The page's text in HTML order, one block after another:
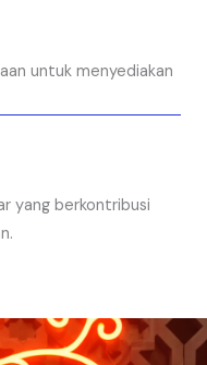
untuk menyediakan
yang berkontribusi